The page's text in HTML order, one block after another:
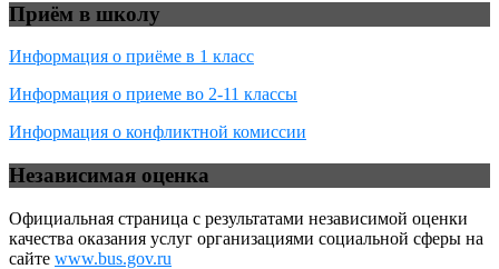
Приём в школу
Информация о приёме в 1 класс
Информация о приеме во 2-11 классы
Информация о конфликтной комиссии
Независимая оценка
Официальная страница с результатами независимой оценки
качества оказания услуг организациями социальной сферы на
сайте www.bus.gov.ru